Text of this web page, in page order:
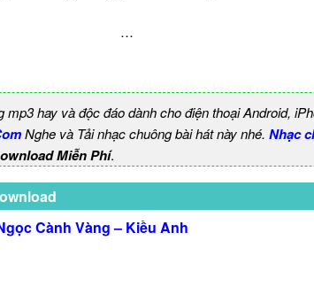
…
hay và độc đáo dành cho điện thoại Android,
Nghe và Tải nhạc chuông bài hát này nhé. Nhạc
Miễn Phí.
Cành Vàng – Kiều Anh